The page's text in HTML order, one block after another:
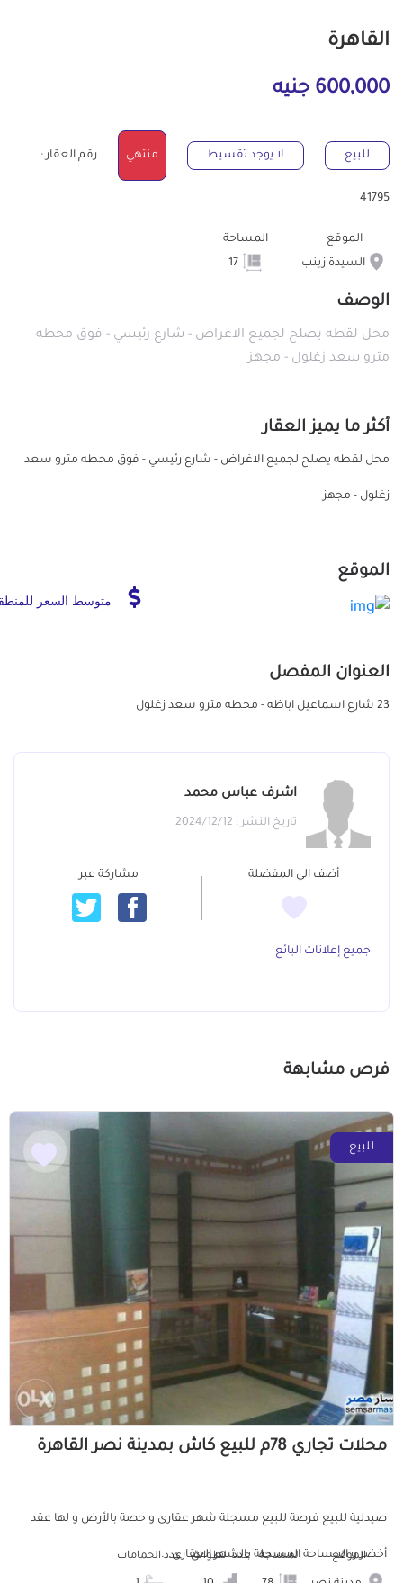
القاهرة
600,000 جنيه
للبيع لا يوجد تقسيط منتهي رقم العقار :
41795
الموقع
السيدة زينب
المساحة
17
الوصف
محل لقطه يصلح لجميع الاغراض - شارع رئيسي - فوق محطه
مترو سعد زغلول - مجهز
أكثر ما يميز العقار
محل لقطه يصلح لجميع الاغراض - شارع رئيسي - فوق محطه مترو سعد
زغلول - مجهز
الموقع
متوسط السعر
العنوان المفصل
23 شارع اسماعيل اباظه - محطه مترو سعد زغلول
اشرف عباس محمد
تاريخ النشر : 2024/12/12
أضف الي المفضلة مشاركة عبر
جميع إعلانات البائع
فرص مشابهة
للبيع
محلات تجاري 78م للبيع كاش بمدينة نصر القاهرة
صيدلية للبيع فرصة للبيع مسجلة شهر عقارى و حصة بالأرض و لها عقد
أخضر و المساحة المسجلة بالشهر العقارى...
الموقع المساحة عدد الطوابق عدد الحمامات